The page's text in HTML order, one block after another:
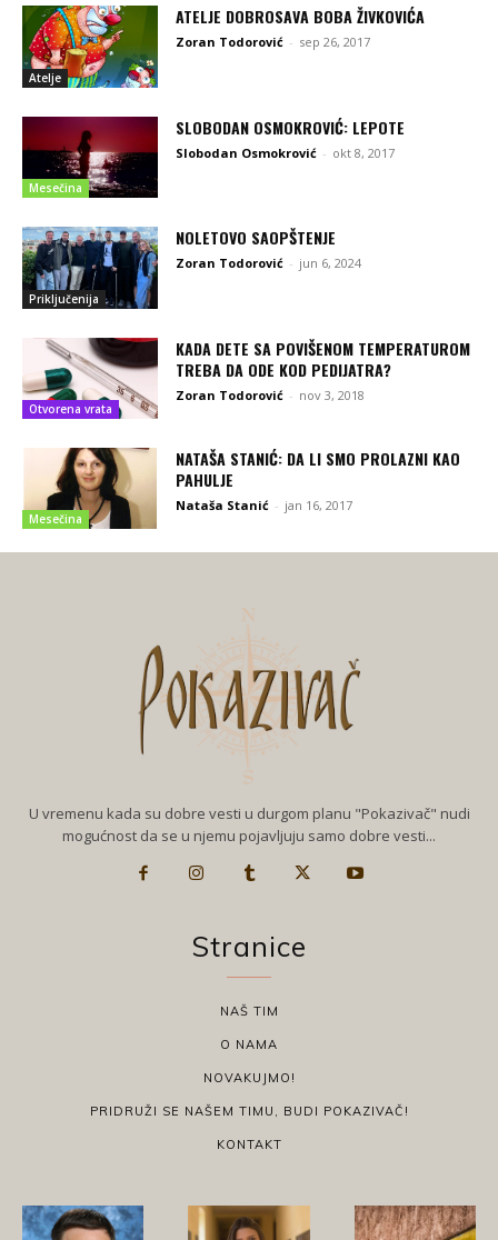
Atelje
ATELJE DOBROSAVA BOBA ŽIVKOVIĆA
Zoran Todorović - sep 26, 2017
Mesečina
SLOBODAN OSMOKROVIĆ: LEPOTE
Slobodan Osmokrović - okt 8, 2017
Priključenija
NOLETOVO SAOPŠTENJE
Zoran Todorović - jun 6, 2024
Otvorena vrata
KADA DETE SA POVIŠENOM TEMPERATUROM
TREBA DA ODE KOD PEDIJATRA?
Zoran Todorović - nov 3, 2018
Mesečina
NATAŠA STANIĆ: DA LI SMO PROLAZNI KAO
PAHULJE
Nataša Stanić - jan 16, 2017
U vremenu kada su dobre vesti u durgom planu "Pokazivač" nudi
mogućnost da se u njemu pojavljuju samo dobre vesti...
Stranice
NAŠ TIM
O NAMA
NOVAKUJMO!
PRIDRUŽI SE NAŠEM TIMU, BUDI POKAZIVAČ!
KONTAKT